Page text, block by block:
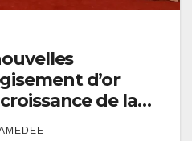
d’or
de la
Bristow